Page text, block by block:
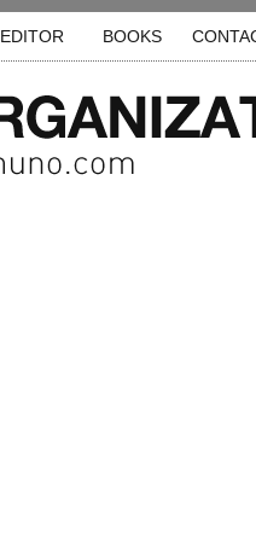
EDITOR BOOKS